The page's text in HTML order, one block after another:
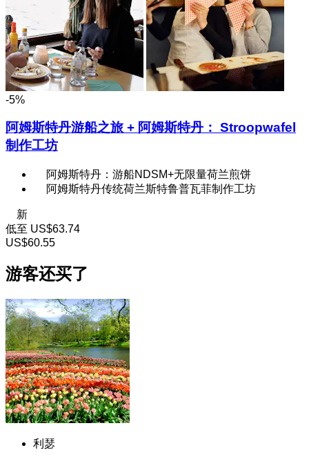
-5%
阿姆斯特丹游船之旅 + 阿姆斯特丹： Stroopwafel
制作工坊
阿姆斯特丹：游船NDSM+无限量荷兰煎饼
阿姆斯特丹传统荷兰斯特鲁普瓦菲制作工坊
新
低至 US$63.74
US$60.55
游客还买了
利瑟